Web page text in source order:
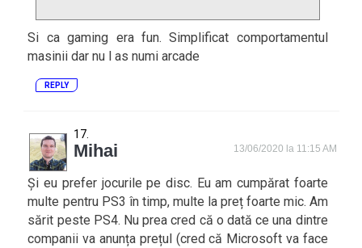
Si ca gaming era fun. Simplificat comportamentul
masinii dar nu l as numi arcade
REPLY
Mihai 13/06/2020 la 11:15 AM
Și eu prefer jocurile pe disc. Eu am cumpărat foarte
multe pentru PS3 în timp, multe la preț foarte mic. Am
sărit peste PS4. Nu prea cred că o dată ce una dintre
companii va anunța prețul (cred că Microsoft va face